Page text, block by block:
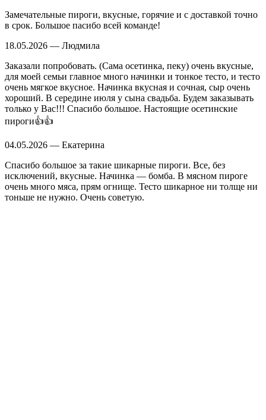
Замечательные пироги, вкусные, горячие и с доставкой точно
в срок. Большое пасибо всей команде!
18.05.2026 — Людмила
Заказали попробовать. (Сама осетинка, пеку) очень вкусные,
для моей семьи главное много начинки и тонкое тесто, и тесто
очень мягкое вкусное. Начинка вкусная и сочная, сыр очень
хороший. В середине июля у сына свадьба. Будем заказывать
только у Вас!!! Спасибо большое. Настоящие осетинские
пироги👍👍
04.05.2026 — Екатерина
Спасибо большое за такие шикарные пироги. Все, без
исключений, вкусные. Начинка — бомба. В мясном пироге
очень много мяса, прям огнище. Тесто шикарное ни толще ни
тоньше не нужно. Очень советую.